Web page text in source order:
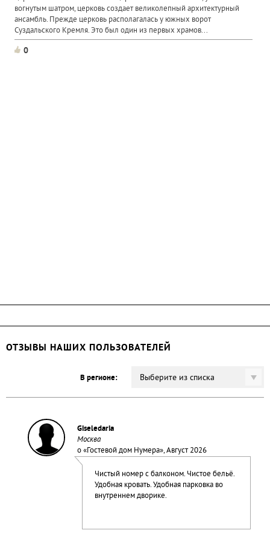
вогнутым шатром, церковь создает великолепный архитектурный
ансамбль. Прежде церковь располагалась у южных ворот
Суздальского Кремля. Это был один из первых храмов...
0
ОТЗЫВЫ НАШИХ ПОЛЬЗОВАТЕЛЕЙ
В регионе: Выберите из списка
Giseledaria
Москва
о «Гостевой дом Нумера», Август 2026
Чистый номер с балконом. Чистое бельё.
Удобная кровать. Удобная парковка во
внутреннем дворике.